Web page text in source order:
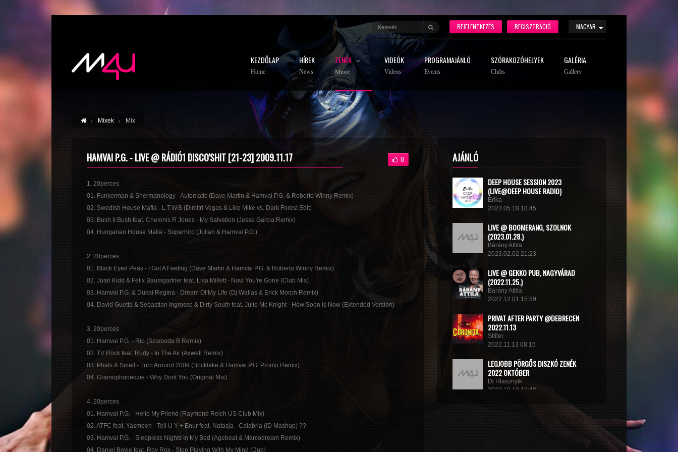
MAGYAR
REGISZTRÁCIÓ
BEJELENTKEZÉS
KEZDŐLAP
Home
HÍREK
News
ZENÉK
Music
VIDEÓK
Videos
PROGRAMAJÁNLÓ
Events
SZÓRAKOZÓHELYEK
Clubs
GALÉRIA
Gallery
Mixek Mix
HAMVAI P.G. - LIVE @ RÁDIÓ1 DISCO'SHIT [21-23] 2009.11.17 0
1. 20perces
01. Funkerman & Shermanology - Automatic (Dave Martin & Hamvai P.G. & Roberto Winny Remix)
02. Swedish House Mafia - L.T.W.B (Dimitri Vegas & Like Mike vs. Dark Forest Edit)
03. Bush II Bush feat. Chelonis R Jones - My Salvation (Jesse Garcia Remix)
04. Hungarian House Mafia - Superhiro (Julian & Hamvai P.G.)
2. 20perces
01. Black Eyed Peas - I Got A Feeling (Dave Martin & Hamvai P.G. & Roberto Winny Remix)
02. Juan Kidd & Felix Baumgartner feat. Lisa Millett - Now You're Gone (Club Mix)
03. Hamvai P.G. & Dukai Regina - Dream Of My Life (Dj Wallas & Erick Morph Remix)
04. David Guetta & Sebastian Ingrosso & Dirty South feat. Julie Mc Knight - How Soon Is Now (Extended Version)
3. 20perces
01. Hamvai P.G. - Rio (Szloboda B Remix)
02. TV Rock feat. Rudy - In The Air (Axwell Remix)
03. Phats & Small - Turn Around 2009 (Bricklake & Hamvai P.G. Promo Remix)
04. Gramophonedzie - Why Dont You (Original Mix)
4. 20perces
01. Hamvai P.G. - Hello My Friend (Raymond Reich US Club Mix)
02. ATFC feat. Yasmeen - Tell U Y + Enur feat. Natasja - Calabria (ID Mashup) ??
03. Hamvai P.G. - Sleepless Nights In My Bed (Agebeat & Marcodream Remix)
04. Daniel Bovie feat. Roy Rox - Stop Playing With My Mind (Dub)
AJÁNLÓ
DEEP HOUSE SESSION 2023
(LIVE@DEEP HOUSE RADIO)
Er!ka
2023.05.18 18:45
LIVE @ BOOMERANG, SZOLNOK
(2023.01.28.)
Bárány Attila
2023.02.02 21:23
LIVE @ GEKKO PUB, NAGYVÁRAD
(2022.11.25.)
Bárány Attila
2022.12.01 15:59
PRIVAT AFTER PARTY @DEBRECEN
2022.11.13
Stifler
2022.11.13 08:15
LEGJOBB PÖRGŐS DISZKÓ ZENÉK
2022 OKTÓBER
Dj Hlasznyik
2022.10.19 18:48